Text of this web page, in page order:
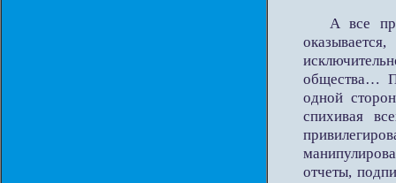
А все
общества…
одной
спихивая
отчеты,